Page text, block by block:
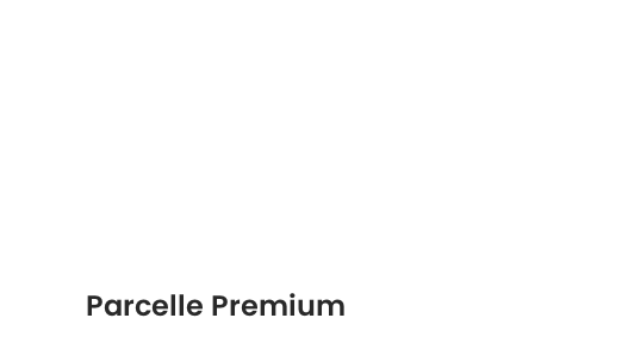
Parcelle Premium